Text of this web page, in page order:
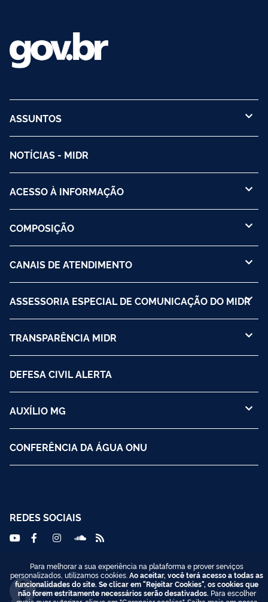
ASSUNTOS
NOTÍCIAS - MIDR
ACESSO À INFORMAÇÃO
COMPOSIÇÃO
CANAIS DE ATENDIMENTO
ASSESSORIA ESPECIAL DE COMUNICAÇÃO DO MIDR
TRANSPARÊNCIA MIDR
DEFESA CIVIL ALERTA
AUXÍLIO MG
CONFERÊNCIA DA ÁGUA ONU
REDES SOCIAIS
Acesso à
Informação
Para melhorar a sua experiência na plataforma e prover serviços
personalizados, utilizamos cookies. Ao aceitar, você terá acesso a todas as
funcionalidades do site. Se clicar em "Rejeitar Cookies", os cookies que
não forem estritamente necessários serão desativados. Para escolher